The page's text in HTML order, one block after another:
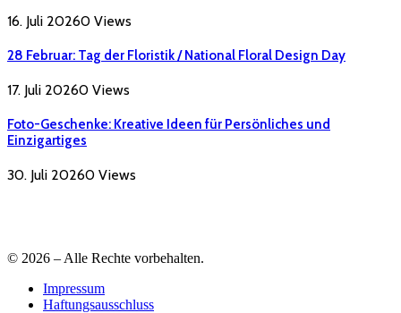
16. Juli 20260 Views
28 Februar: Tag der Floristik / National Floral Design Day
17. Juli 20260 Views
Foto-Geschenke: Kreative Ideen für Persönliches und
Einzigartiges
30. Juli 20260 Views
© 2026 – Alle Rechte vorbehalten.
Impressum
Haftungsausschluss